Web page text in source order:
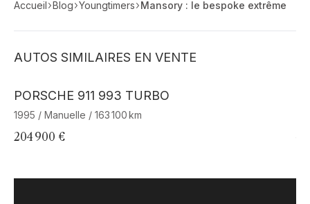
Accueil Blog Youngtimers Mansory : le bespoke extrême
AUTOS SIMILAIRES EN VENTE
Barnes Exclusive
PORSCHE 911 993 TURBO
1995 / Manuelle / 163 100 km
204 900 €